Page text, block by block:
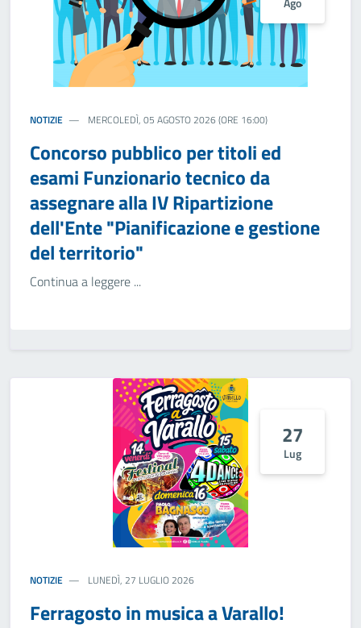
NOTIZIE MERCOLEDÌ, 05 AGOSTO 2026 (ORE 16:00)
Concorso pubblico per titoli ed
esami Funzionario tecnico da
assegnare alla IV Ripartizione
dell'Ente "Pianificazione e gestione
del territorio"
Continua a leggere ...
27
Lug
NOTIZIE LUNEDÌ, 27 LUGLIO 2026
Ferragosto in musica a Varallo!